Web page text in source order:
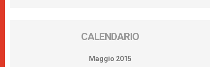
CALENDARIO
Maggio 2015